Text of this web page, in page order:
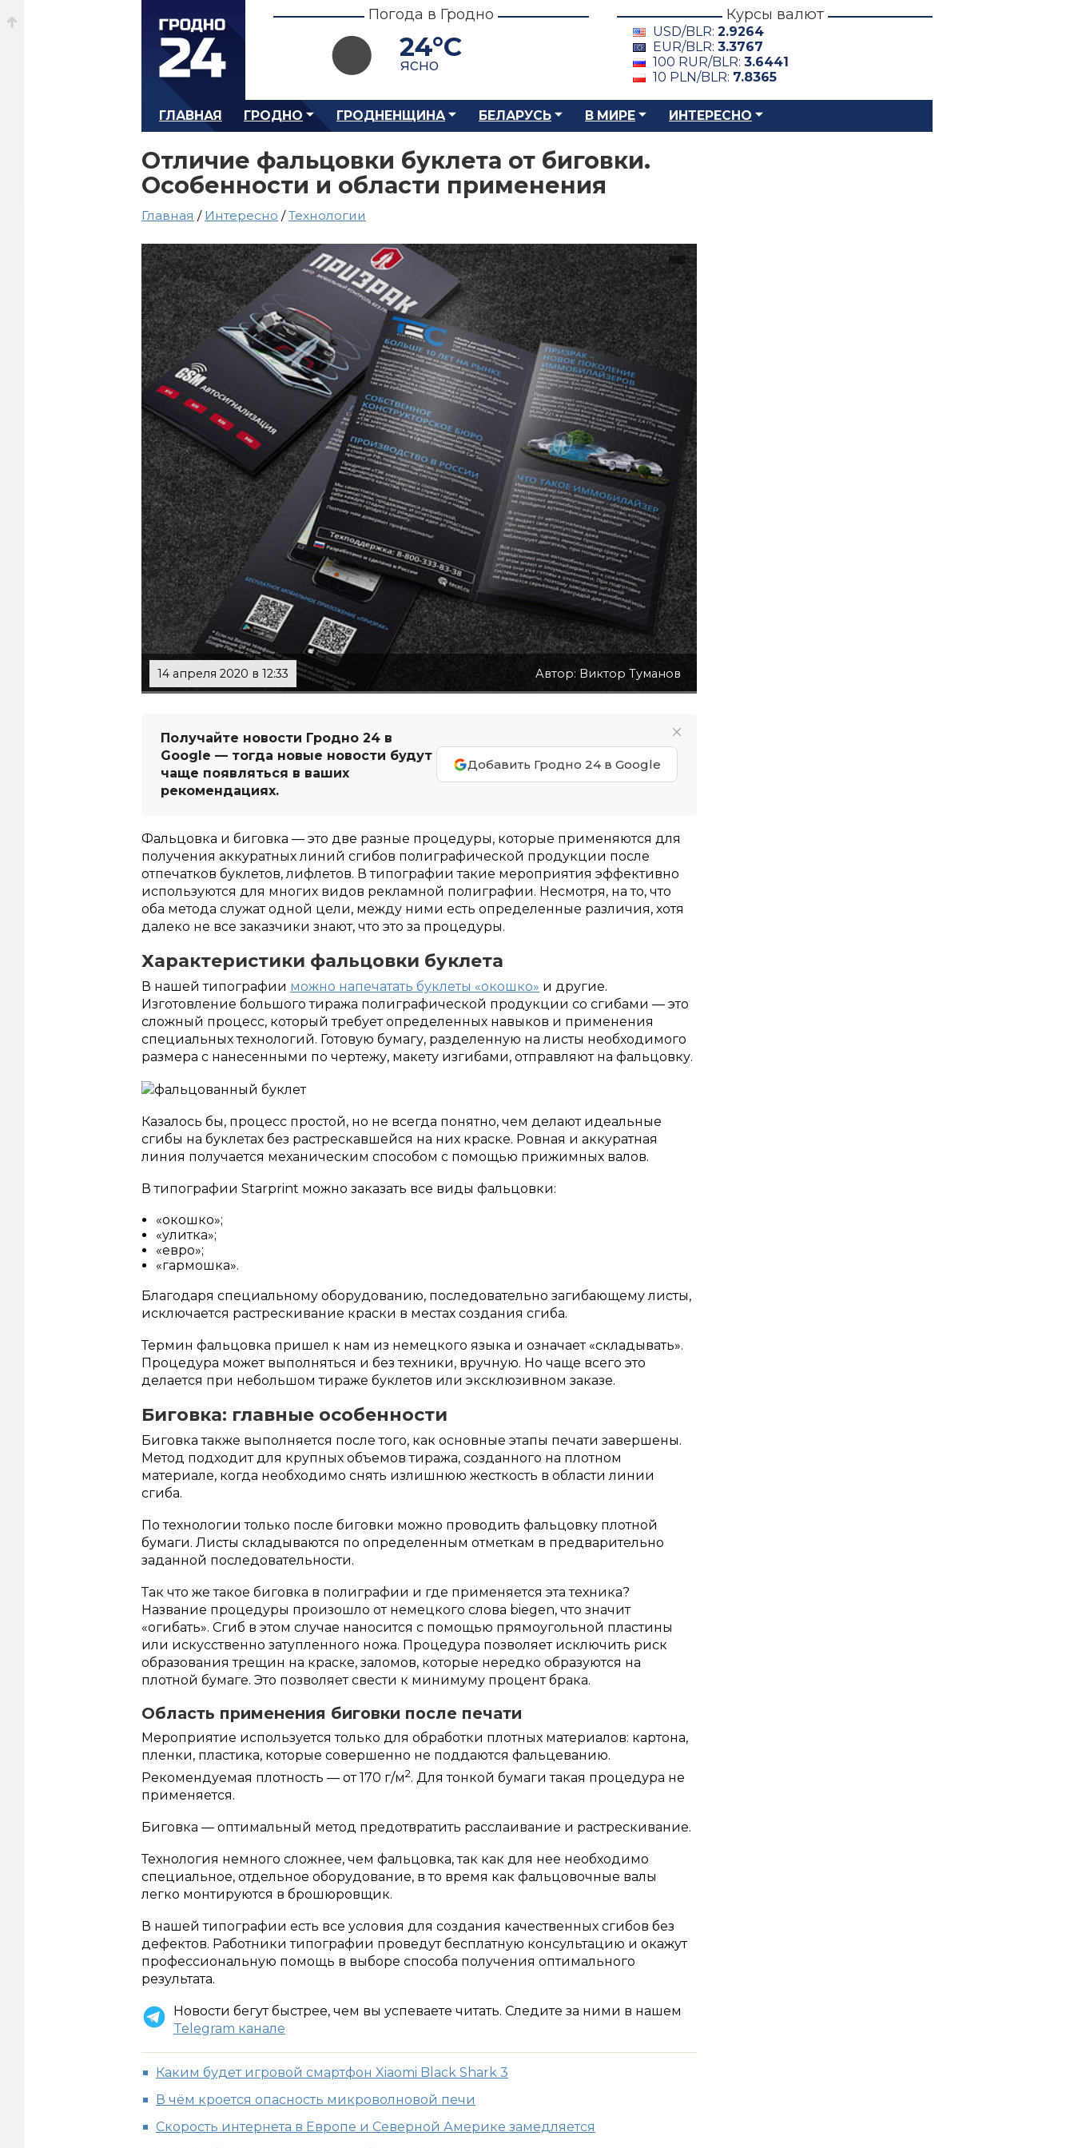
Погода в Гродно
24°C
ясно
Курсы валют
USD/BLR: 2.9264
EUR/BLR: 3.3767
100 RUR/BLR: 3.6441
10 PLN/BLR: 7.8365
ГЛАВНАЯ ГРОДНО ГРОДНЕНЩИНА БЕЛАРУСЬ В МИРЕ ИНТЕРЕСНО
Отличие фальцовки буклета от биговки.
Особенности и области применения
Главная / Интересно /Технологии
14 апреля 2020 в 12:33 Автор: Виктор Туманов
Получайте новости Гродно 24 в
Google — тогда новые новости будут
чаще появляться в ваших
рекомендациях.
Добавить Гродно 24 в Google
Фальцовка и биговка — это две разные процедуры, которые применяются для
получения аккуратных линий сгибов полиграфической продукции после
отпечатков буклетов, лифлетов. В типографии такие мероприятия эффективно
используются для многих видов рекламной полиграфии. Несмотря, на то, что
оба метода служат одной цели, между ними есть определенные различия, хотя
далеко не все заказчики знают, что это за процедуры.
Характеристики фальцовки буклета
В нашей типографии можно напечатать буклеты «окошко» и другие.
Изготовление большого тиража полиграфической продукции со сгибами — это
сложный процесс, который требует определенных навыков и применения
специальных технологий. Готовую бумагу, разделенную на листы необходимого
размера с нанесенными по чертежу, макету изгибами, отправляют на фальцовку.
Казалось бы, процесс простой, но не всегда понятно, чем делают идеальные
сгибы на буклетах без растрескавшейся на них краске. Ровная и аккуратная
линия получается механическим способом с помощью прижимных валов.
В типографии Starprint можно заказать все виды фальцовки:
«окошко»;
«улитка»;
«евро»;
«гармошка».
Благодаря специальному оборудованию, последовательно загибающему листы,
исключается растрескивание краски в местах создания сгиба.
Термин фальцовка пришел к нам из немецкого языка и означает «складывать».
Процедура может выполняться и без техники, вручную. Но чаще всего это
делается при небольшом тираже буклетов или эксклюзивном заказе.
Биговка: главные особенности
Биговка также выполняется после того, как основные этапы печати завершены.
Метод подходит для крупных объемов тиража, созданного на плотном
материале, когда необходимо снять излишнюю жесткость в области линии
сгиба.
По технологии только после биговки можно проводить фальцовку плотной
бумаги. Листы складываются по определенным отметкам в предварительно
заданной последовательности.
Так что же такое биговка в полиграфии и где применяется эта техника?
Название процедуры произошло от немецкого слова biegen, что значит
«огибать». Сгиб в этом случае наносится с помощью прямоугольной пластины
или искусственно затупленного ножа. Процедура позволяет исключить риск
образования трещин на краске, заломов, которые нередко образуются на
плотной бумаге. Это позволяет свести к минимуму процент брака.
Область применения биговки после печати
Мероприятие используется только для обработки плотных материалов: картона,
пленки, пластика, которые совершенно не поддаются фальцеванию.
Рекомендуемая плотность — от 170 г/м2. Для тонкой бумаги такая процедура не
применяется.
Биговка — оптимальный метод предотвратить расслаивание и растрескивание.
Технология немного сложнее, чем фальцовка, так как для нее необходимо
специальное, отдельное оборудование, в то время как фальцовочные валы
легко монтируются в брошюровщик.
В нашей типографии есть все условия для создания качественных сгибов без
дефектов. Работники типографии проведут бесплатную консультацию и окажут
профессиональную помощь в выборе способа получения оптимального
результата.
Новости бегут быстрее, чем вы успеваете читать. Следите за ними в нашем
Telegram канале
Каким будет игровой смартфон Xiaomi Black Shark 3
В чём кроется опасность микроволновой печи
Скорость интернета в Европе и Северной Америке замедляется